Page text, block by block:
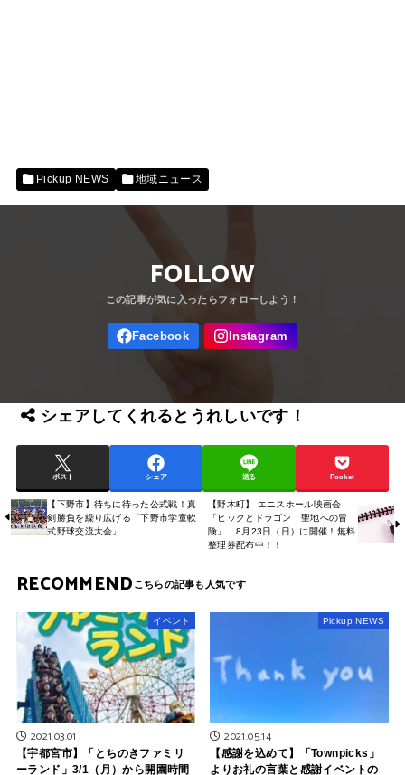
Pickup NEWS 地域ニュース
FOLLOW
シェアしてくれるとうれしいです！
ポスト シェア 送る Pocket
【下野市】待ちに待った公式戦！真
剣勝負を繰り広げる「下野市学童軟
式野球交流大会」
【野木町】 エニスホール映画会
「ヒックとドラゴン 聖地への冒
険」 8月23日（日）に開催！無料
整理券配布中！！
RECOMMEND
イベント
2021.03.01
【宇都宮市】「とちのきファミリ
ーランド」3/1（月）から開園時間
Pickup NEWS
2021.05.14
【感謝を込めて】「Townpicks」
よりお礼の言葉と感謝イベントの